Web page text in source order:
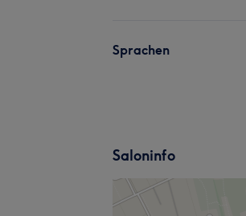
Sprachen
Saloninfo